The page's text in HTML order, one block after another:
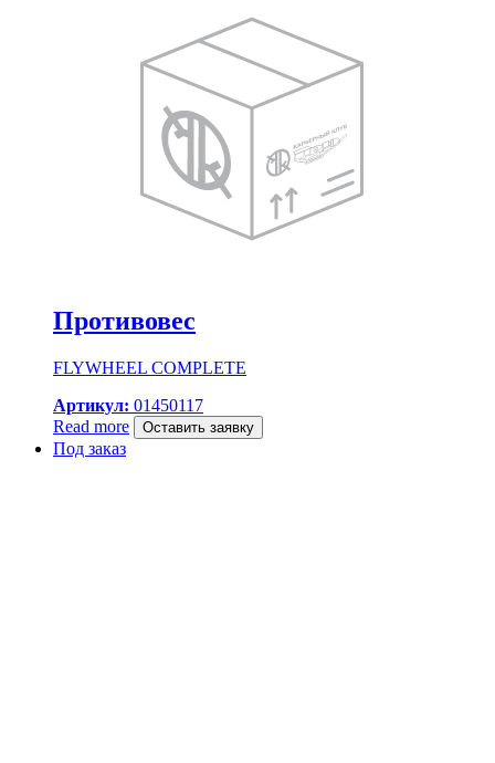
Противовес
FLYWHEEL COMPLETE
Артикул: 01450117
Read more
Оставить заявку
Под заказ